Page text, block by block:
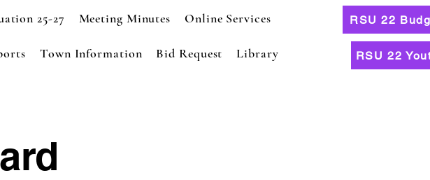
25-27 Meeting Minutes Online Services
Town Information Bid Request Library
RSU 22
RSU 22